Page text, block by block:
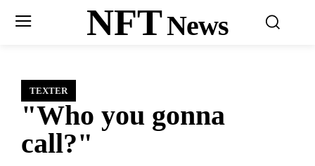
NFTNews
TEXTER
"Who you gonna
call?"